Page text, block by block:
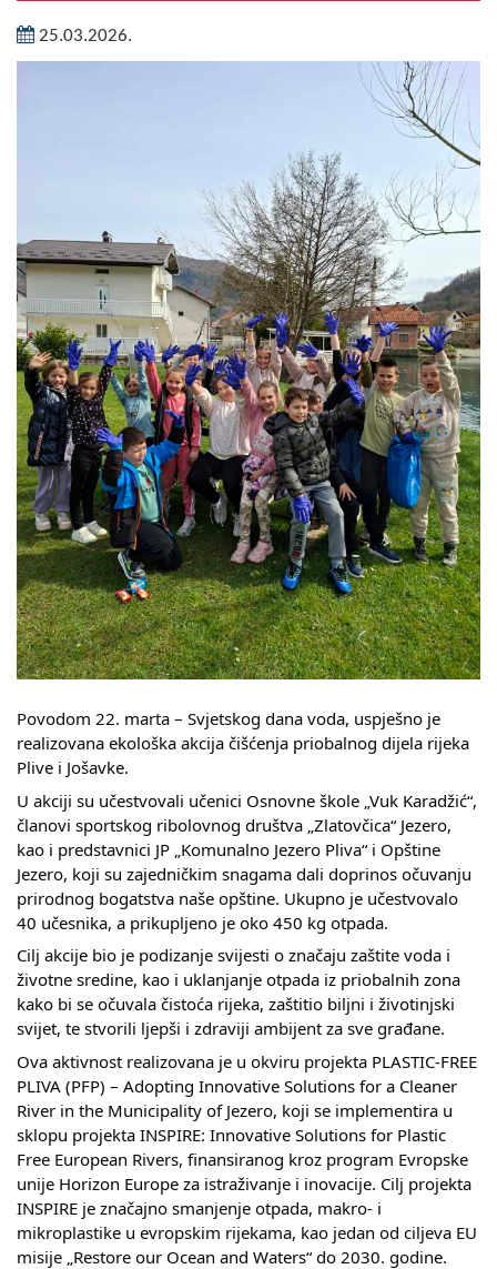
NAČELNIK
Izvještaj o radu načelnika
SKUPŠTINA
Statut Opštine
Skupštinsko vijeće opštine jezero
Sastav Skupštine
Službeni Glasnici
OPŠTINSKA UPRAVA
INFO
Vijesti
Aktivnosti
Javni pozivi
Obavještenja
COVID 19
Geoistraživanja
FINANSIJE
PRIVREDA
Poljoprivreda
Turizam
Sport
CIVILNA ZAŠTITA
KONTAKT
25.03.2026.
Povodom 22. marta – Svjetskog dana voda, uspješno je
realizovana ekološka akcija čišćenja priobalnog dijela rijeka
Plive i Jošavke.
U akciji su učestvovali učenici Osnovne škole „Vuk Karadžić“,
članovi sportskog ribolovnog društva „Zlatovčica“ Jezero,
kao i predstavnici JP „Komunalno Jezero Pliva“ i Opštine
Jezero, koji su zajedničkim snagama dali doprinos očuvanju
prirodnog bogatstva naše opštine. Ukupno je učestvovalo
40 učesnika, a prikupljeno je oko 450 kg otpada.
Cilj akcije bio je podizanje svijesti o značaju zaštite voda i
životne sredine, kao i uklanjanje otpada iz priobalnih zona
kako bi se očuvala čistoća rijeka, zaštitio biljni i životinjski
svijet, te stvorili ljepši i zdraviji ambijent za sve građane.
Ova aktivnost realizovana je u okviru projekta PLASTIC-FREE
PLIVA (PFP) – Adopting Innovative Solutions for a Cleaner
River in the Municipality of Jezero, koji se implementira u
sklopu projekta INSPIRE: Innovative Solutions for Plastic
Free European Rivers, finansiranog kroz program Evropske
unije Horizon Europe za istraživanje i inovacije. Cilj projekta
INSPIRE je značajno smanjenje otpada, makro- i
mikroplastike u evropskim rijekama, kao jedan od ciljeva EU
misije „Restore our Ocean and Waters“ do 2030. godine.